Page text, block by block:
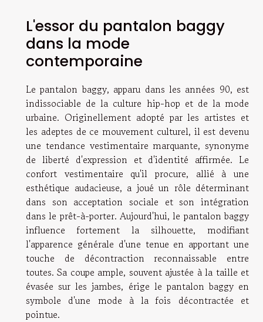
L'essor du pantalon baggy
dans la mode
contemporaine
Le pantalon baggy, apparu dans les années 90, est
indissociable de la culture hip-hop et de la mode
urbaine. Originellement adopté par les artistes et
les adeptes de ce mouvement culturel, il est devenu
une tendance vestimentaire marquante, synonyme
de liberté d'expression et d'identité affirmée. Le
confort vestimentaire qu'il procure, allié à une
esthétique audacieuse, a joué un rôle déterminant
dans son acceptation sociale et son intégration
dans le prêt-à-porter. Aujourd'hui, le pantalon baggy
influence fortement la silhouette, modifiant
l'apparence générale d'une tenue en apportant une
touche de décontraction reconnaissable entre
toutes. Sa coupe ample, souvent ajustée à la taille et
évasée sur les jambes, érige le pantalon baggy en
symbole d'une mode à la fois décontractée et
pointue.